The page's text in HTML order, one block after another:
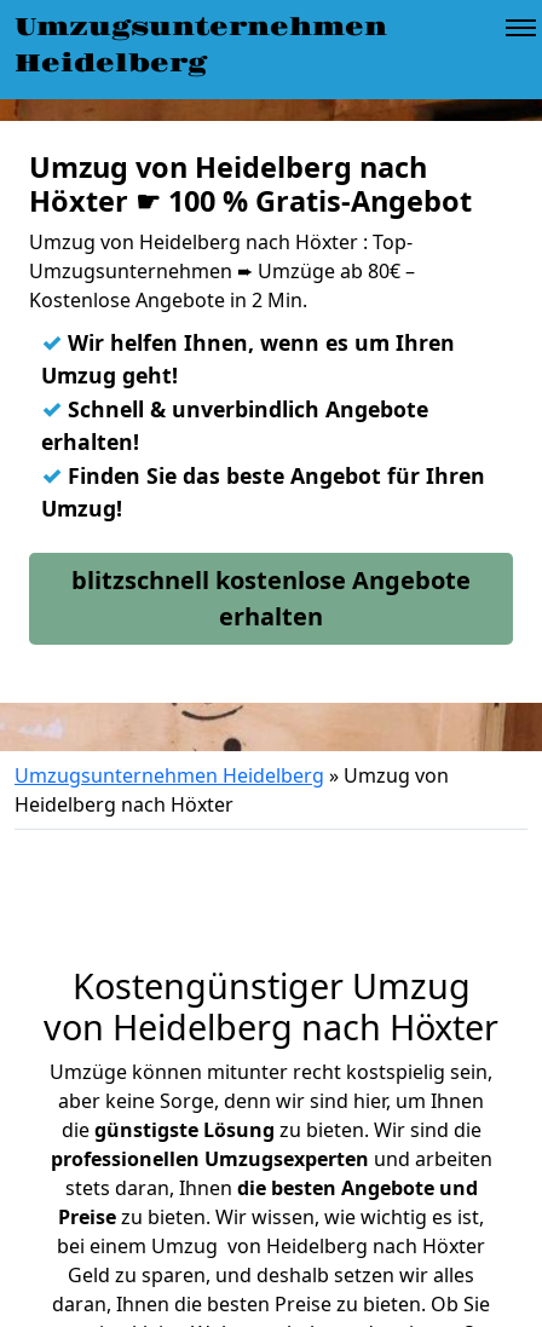
Umzugsunternehmen
Heidelberg
Umzug von Heidelberg nach
Höxter ☛ 100 % Gratis-Angebot
Umzug von Heidelberg nach Höxter : Top-
Umzugsunternehmen ➨ Umzüge ab 80€ –
Kostenlose Angebote in 2 Min.
✓ Wir helfen Ihnen, wenn es um Ihren
Umzug geht!
✓ Schnell & unverbindlich Angebote
erhalten!
✓ Finden Sie das beste Angebot für Ihren
Umzug!
blitzschnell kostenlose Angebote
erhalten
Umzugsunternehmen Heidelberg » Umzug von
Heidelberg nach Höxter
Kostengünstiger Umzug
von Heidelberg nach Höxter
Umzüge können mitunter recht kostspielig sein,
aber keine Sorge, denn wir sind hier, um Ihnen
diegünstigste Lösung zu bieten. Wir sind die
professionellen Umzugsexperten und arbeiten
stets daran, Ihnen die besten Angebote und
Preisezu bieten. Wir wissen, wie wichtig es ist,
bei einem Umzug von Heidelberg nach Höxter
Geld zu sparen, und deshalb setzen wir alles
daran, Ihnen die besten Preise zu bieten. Ob Sie